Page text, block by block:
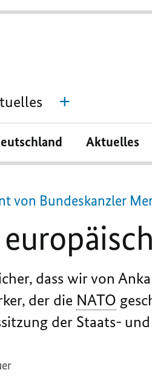
Aktuelles
von Bundeskanzler
dass wir von
der die NATO
der Staats-